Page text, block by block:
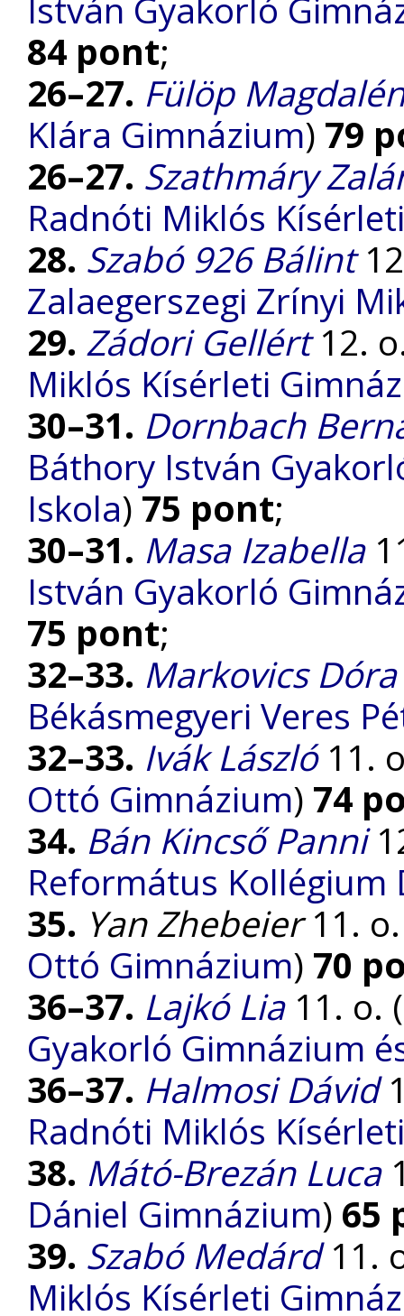
István Gyakorló
84 pont;
26–27. Fülöp
Klára Gimnázium) 79
26–27. Szathmáry
Radnóti Miklós
28. Szabó 926 Bálint
Zalaegerszegi Zrínyi
29. Zádori Gellért12.
Miklós Kísérleti
30–31. Dornbach
Báthory István
Iskola) 75 pont;
30–31. Masa Izabella
István Gyakorló
75 pont;
32–33. Markovics Dóra
Békásmegyeri Veres
32–33. Ivák László11.
Ottó Gimnázium) 74
34. Bán Kincső Panni
Református Kollégium
35. Yan Zhebeier11.
Ottó Gimnázium) 70
36–37. Lajkó Lia11. o. (
Gyakorló Gimnázium
36–37. Halmosi Dávid
Radnóti Miklós
38. Mátó-Brezán Luca
Dániel Gimnázium) 65
39. Szabó Medárd11.
Miklós Kísérleti